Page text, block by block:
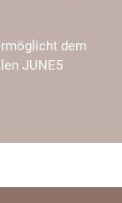
dem
JUNE5